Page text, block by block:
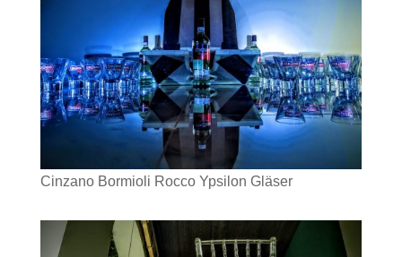
Cinzano Bormioli Rocco Ypsilon Gläser